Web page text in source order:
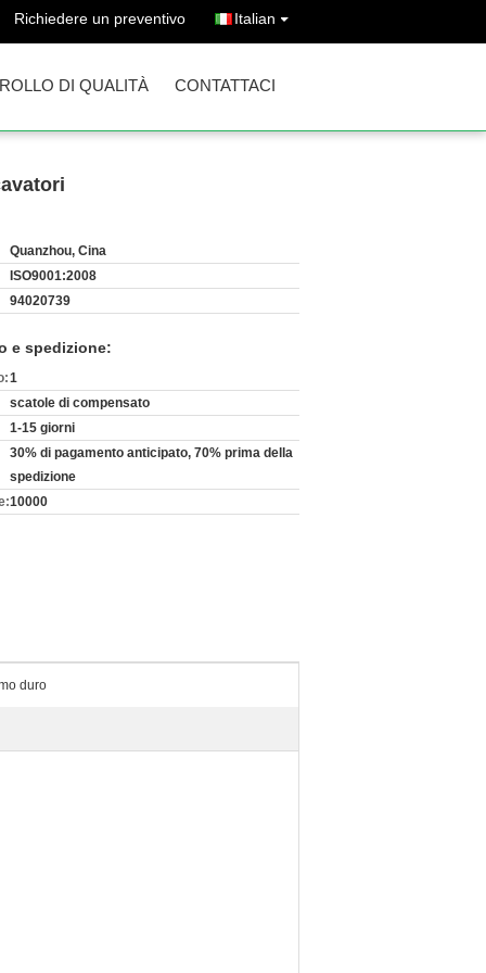
Richiedere un preventivo Italian
DI QUALITÀ CONTATTACI
Quanzhou, Cina
ISO9001:2008
94020739
e spedizione:
1
scatole di compensato
1-15 giorni
30% di pagamento anticipato, 70% prima della
spedizione
10000
duro